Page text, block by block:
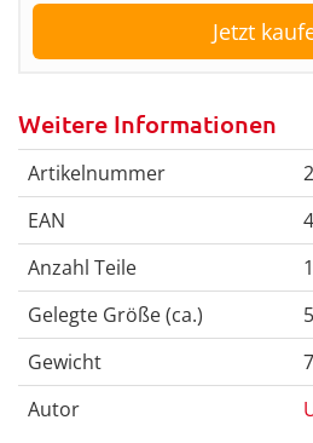
Jetzt
Weitere Informationen
Artikelnummer
EAN
Anzahl Teile
Gelegte Größe (ca.)
Gewicht
Autor